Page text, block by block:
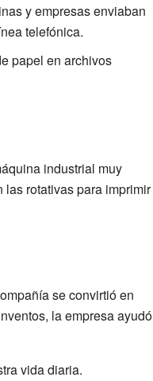
y empresas enviaban
telefónica.
papel en archivos
industrial muy
rotativas para imprimir
se convirtió en
la empresa ayudó
vida diaria.